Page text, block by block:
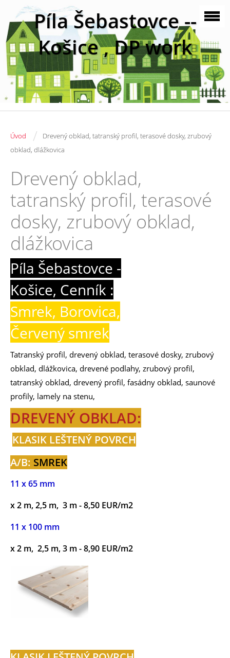
Píla Šebastovce --
Košice , DP work
Úvod /
Drevený obklad, tatranský profil, terasové dosky, zrubový
obklad, dlážkovica
Drevený obklad,
tatranský profil, terasové
dosky, zrubový obklad,
dlážkovica
Píla Šebastovce -
Košice, Cenník :
Smrek, Borovica,
Červený smrek
Tatranský profil, drevený obklad, terasové dosky, zrubový
obklad, dlážkovica, drevené podlahy, zrubový profil,
tatranský obklad, drevený profil, fasádny obklad, saunové
profily, lamely na stenu,
DREVENÝ OBKLAD:
KLASIK LEŠTENÝ POVRCH
A/B: SMREK
11 x 65 mm
x 2 m, 2,5 m, 3 m - 8,50 EUR/m2
11 x 100 mm
x 2 m, 2,5 m, 3 m - 8,90 EUR/m2